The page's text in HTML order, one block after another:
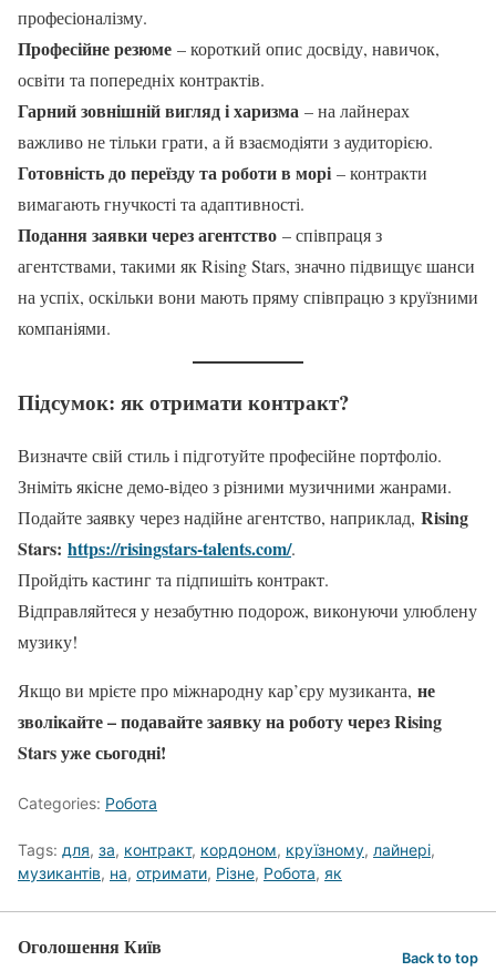
професіоналізму.
Професійне резюме – короткий опис досвіду, навичок,
освіти та попередніх контрактів.
Гарний зовнішній вигляд і харизма – на лайнерах
важливо не тільки грати, а й взаємодіяти з аудиторією.
Готовність до переїзду та роботи в морі – контракти
вимагають гнучкості та адаптивності.
Подання заявки через агентство – співпраця з
агентствами, такими як Rising Stars, значно підвищує шанси
на успіх, оскільки вони мають пряму співпрацю з круїзними
компаніями.
Підсумок: як отримати контракт?
Визначте свій стиль і підготуйте професійне портфоліо.
Зніміть якісне демо-відео з різними музичними жанрами.
Подайте заявку через надійне агентство, наприклад, Rising
Stars: https://risingstars-talents.com/.
Пройдіть кастинг та підпишіть контракт.
Відправляйтеся у незабутню подорож, виконуючи улюблену
музику!
Якщо ви мрієте про міжнародну кар’єру музиканта, не
зволікайте – подавайте заявку на роботу через Rising
Stars уже сьогодні!
Categories: Робота
Tags: для, за, контракт, кордоном, круїзному, лайнері,
музикантів, на, отримати, Різне, Робота, як
Оголошення Київ Back to top